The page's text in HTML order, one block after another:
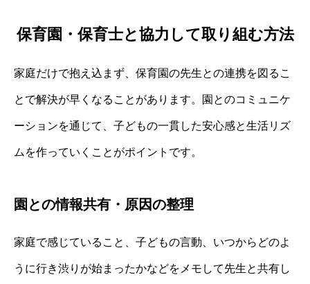
保育園・保育士と協力して取り組む方法
家庭だけで抱え込まず、保育園の先生との連携を図るこ
とで解決が早くなることがあります。園とのコミュニケ
ーションを通じて、子どもの一貫した安心感と生活リズ
ムを作っていくことがポイントです。
園との情報共有・原因の整理
家庭で感じていること、子どもの言動、いつからどのよ
うに行き渋りが始まったかなどをメモして先生と共有し